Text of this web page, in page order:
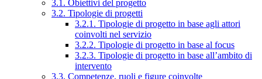
3.1. Obiettivi del progetto
3.2. Tipologie di progetti
3.2.1. Tipologie di progetto in base agli attori
coinvolti nel servizio
3.2.2. Tipologie di progetto in base al focus
3.2.3. Tipologie di progetto in base all’ambito di
intervento
3.3. Competenze, ruoli e figure coinvolte